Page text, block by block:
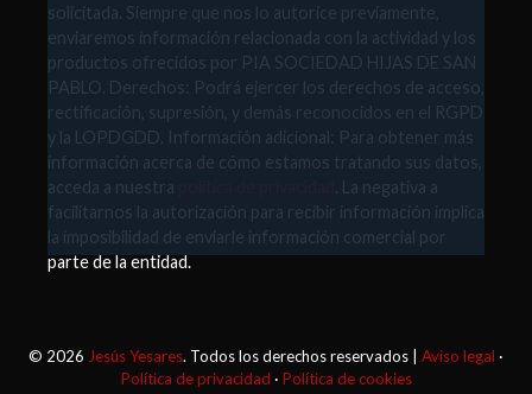
solicitada. Siempre que nos lo autorice previamente,
enviaremos información relacionada con la actividad y los
productos ofrecidos por PIA SOCIEDAD HIJAS DE SAN
PABLO. Derechos: Podrá ejercer los derechos de acceso,
rectificación, supresión, y demás reconocidos en el RGPD
y la LOPDGDD. Información adicional: Para obtener más
información acerca de cómo estamos tratando sus datos,
acceda a nuestra
. La negativa a
facilitarnos la autorización para recibir información implica
la imposibilidad de enviarle información comercial por
parte de la entidad.
© 2026 Jesús Yesares. Todos los derechos reservados | Aviso legal ·
Política de privacidad · Política de cookies